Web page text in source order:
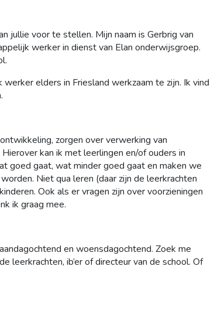
jullie voor te stellen. Mijn naam is Gerbrig van
werker in dienst van Elan onderwijsgroep.
elders in Friesland werkzaam te zijn. Ik vind
zorgen over verwerking van
kan ik met leerlingen en/of ouders in
goed gaat, wat minder goed gaat en maken we
Niet qua leren (daar zijn de leerkrachten
Ook als er vragen zijn over voorzieningen
ik graag mee.
en woensdagochtend. Zoek me
leerkrachten, ib’er of directeur van de school. Of